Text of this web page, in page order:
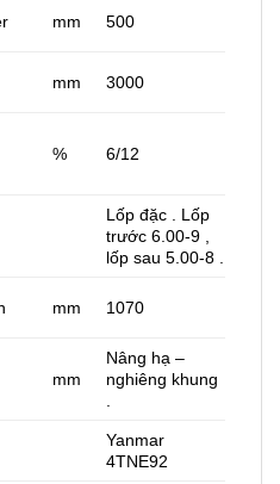
mm 500
mm 3000
% 6/12
Lốp đặc . Lốp
trước 6.00-9 ,
lốp sau 5.00-8 .
mm 1070
mm
Nâng hạ –
nghiêng khung
.
Yanmar
4TNE92